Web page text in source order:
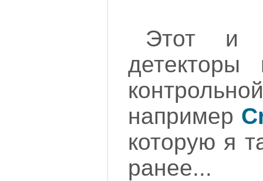
Этот и
детекторы
например
которую я
ранее...